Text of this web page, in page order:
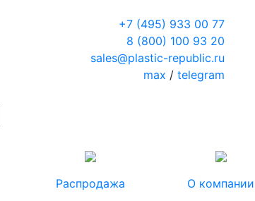
+7 (495) 933 00 77
8 (800) 100 93 20
sales@plastic-republic.ru
max / telegram
Распродажа О компании